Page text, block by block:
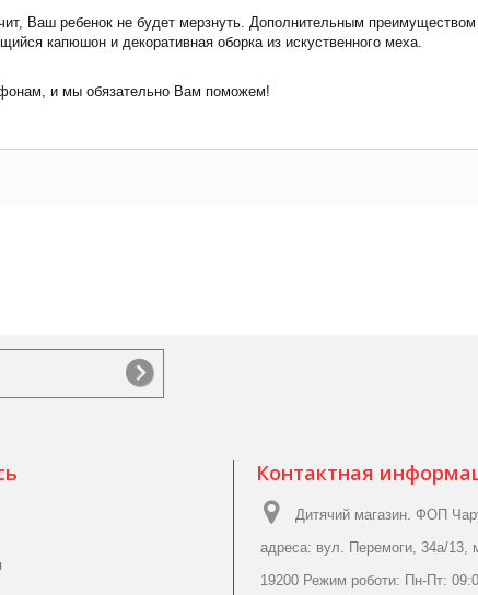
Ваш ребенок не будет мерзнуть. Дополнительным
капюшон и декоративная оборка из искуственного меха.
и мы обязательно Вам поможем!
Контактная
Дитячий магазин. ФОП
адреса: вул. Перемоги, 34а/13,
19200 Режим роботи: Пн-Пт: